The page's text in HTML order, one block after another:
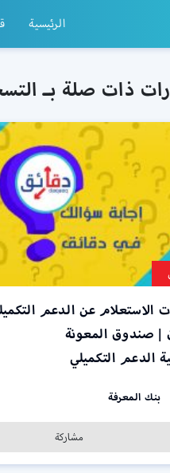
الرئيسية
ذات صلة بـ
الاستعلام عن الدعم
| صندوق المعونة
الدعم التكميلي
بنك المعرفة
مشاركة